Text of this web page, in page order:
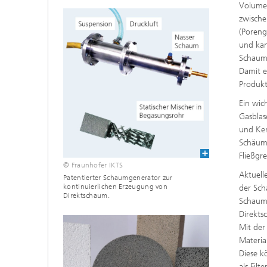
© Fraunhofer IKTS
Patentierter Schaumgenerator zur
kontinuierlichen Erzeugung von
Direktschaum.
und
Damit
Ein
und
der
Mit der
Diese